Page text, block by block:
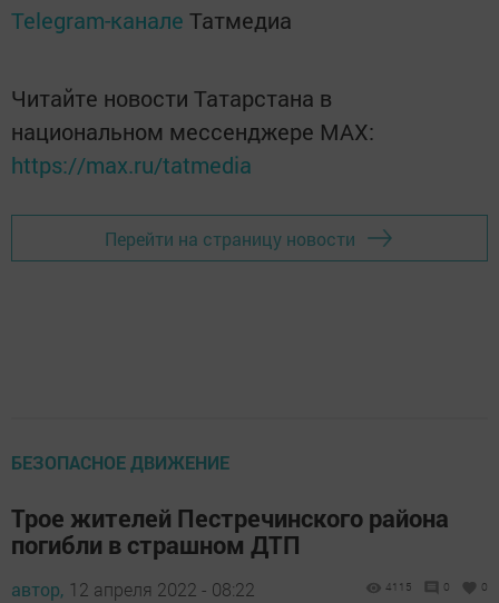
Telegram-канале Татмедиа
Читайте новости Татарстана в
национальном мессенджере MАХ:
https://max.ru/tatmedia
Перейти на страницу новости
БЕЗОПАСНОЕ ДВИЖЕНИЕ
Трое жителей Пестречинского района
погибли в страшном ДТП
автор, 12 апреля 2022 - 08:22 4115 0 0